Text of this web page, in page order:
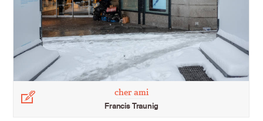
cher ami
Francis Traunig